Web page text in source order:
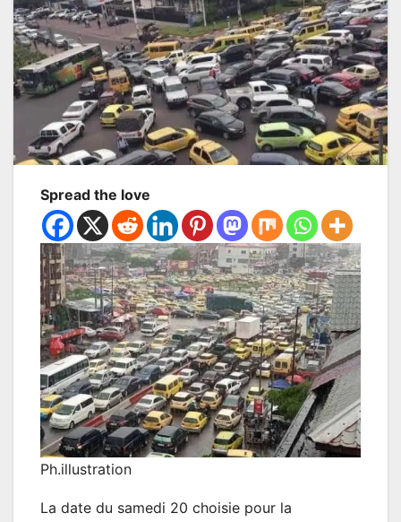
Spread the love
Ph.illustration
La date du samedi 20 choisie pour la